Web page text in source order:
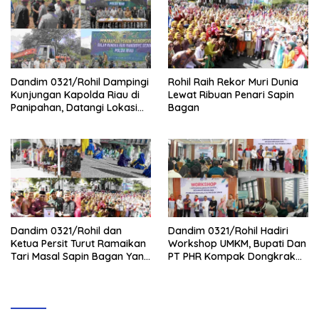
Dandim 0321/Rohil Dampingi
Kunjungan Kapolda Riau di
Panipahan, Datangi Lokasi
Rohil Raih Rekor Muri Dunia
Lewat Ribuan Penari Sapin
Bagan
Dandim 0321/Rohil dan
Ketua Persit Turut Ramaikan
Tari Masal Sapin Bagan Yang
Dandim 0321/Rohil Hadiri
Workshop UMKM, Bupati Dan
PT PHR Kompak Dongkrak